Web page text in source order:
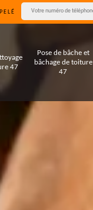
47
Pose de bâche et
bâchage de toiture
47